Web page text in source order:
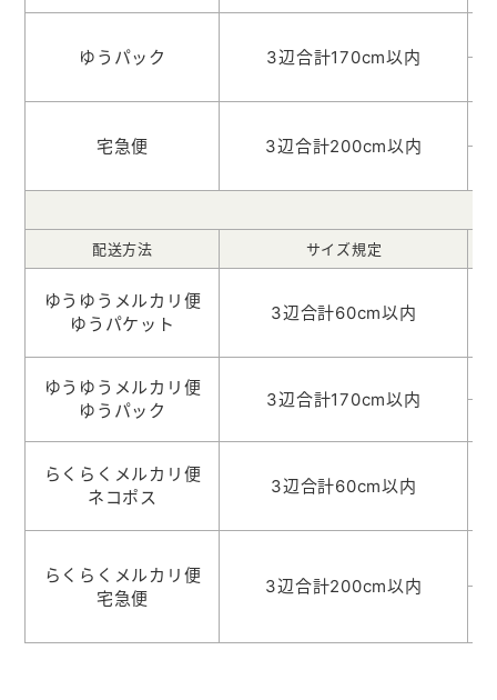
ゆうパック 3辺合計170cm以内
宅急便 3辺合計200cm以内
配送方法 サイズ規定
ゆうゆうメルカリ便
ゆうパケット
3辺合計60cm以内
ゆうゆうメルカリ便
ゆうパック
3辺合計170cm以内
らくらくメルカリ便
ネコポス
3辺合計60cm以内
らくらくメルカリ便
宅急便
3辺合計200cm以内